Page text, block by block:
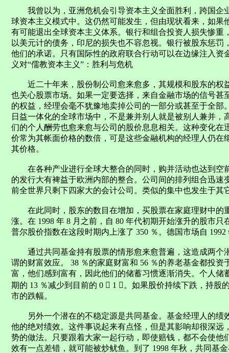
我曾以为，亚洲危机会引导资本主义全面胜利，跨国企
球资本主义模式中。这仍然可能发生，但由现状看来，如
有可能退出全球资本主义体系。银行和组合投资人损失惨
以美元计的债务，印尼的损失也不容忽视。银行被股东惩
他们的承诺。只有国际性的政府联合行动可以在边缘注入
义对“儒教资本主义”：胜利与危机
近二十年来，股份制公司愈来愈多，其规模和股东的权
也关心股票市场。如果一定要选择，来自金融市场的信号
的权益，经理会毫不犹豫地卖掉公司的一部分或甚至于全
日益一体化的全球市场中，不是兼并别人就是被别人兼并
们的个人酬劳也愈来愈与公司的股价息息相关。这种变化
价常为其帐面价格的数倍，可是这些金融机构的经理人仍
其价格。
在各种产业进行全球大整合的同时，购并活动也达到空
的发行大有裨益于欧洲内部的整合。公司间的排列组合迅
前全世界只剩下四家大的会计公司。类似的集中也发生于其
在此同时，股东的数目在增加，买股票在家庭理财中的
涨。在 1998 年 8 月之前，自 80 年代初期开始涨升的股市
普尔股价指数在这段时期内上涨了 350 ％。德国市场自
通过共同基金持有股票的情形愈来愈普遍，这造成两个
谓的财富效应。 38 ％的家庭财富和 56 ％的养老基金都投
富，他们感到富有，因此他们的储蓄习惯逐渐消失。个人储
期的 13 ％减少到目前的 0  1 ％。如果股价持续下跌，持
市的跌幅。
另外一个潜在的不稳定源是共同基金。基金经理人的绩
他的绝对绩效。这件事说起来有点怪，但是其影响却很深
势的做法。只要跟着大家一起行动，即使赔钱，都不会使
效有一点差错，就可能被炒鱿鱼。到了 1998 年秋，共同基